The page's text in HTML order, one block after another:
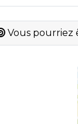
Vous pourriez